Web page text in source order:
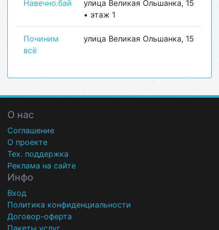
Навечно.бай
улица Великая Ольшанка, 15
• этаж 1
Починим
всё
улица Великая Ольшанка, 15
О нас
Соглашение
О проекте
Тех. поддержка
Реклама на сайте
Инфо
Вход
Политика конфиденциальности
Договор-оферта
Пакеты услуг